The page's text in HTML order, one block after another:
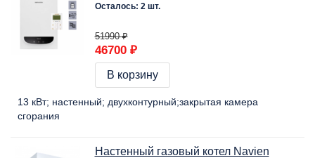
Осталось: 2 шт.
51990 ₽
46700 ₽
В корзину
13 кВт настенный двухконтурный закрытая камера
сгорания
Настенный газовый котел Navien